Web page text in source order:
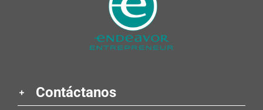
Contáctanos